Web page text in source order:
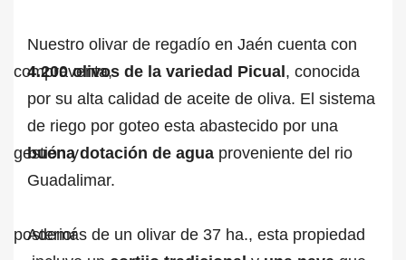
Nuestro olivar de regadío en Jaén cuenta con
4.200 olivos de la variedad Picual , conocida
por su alta calidad de aceite de oliva. El sistema
de riego por goteo esta abastecido por una
buena dotación de agua proveniente del rio
Guadalimar.
Además de un olivar de 37 ha., esta propiedad